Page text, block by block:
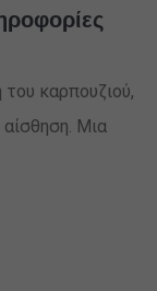
καρπουζιού,
Μια